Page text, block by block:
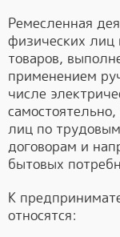
Ремесленная
физических лиц
товаров,
применением
числе
лиц по
договорам и
бытовых
К
относятся: